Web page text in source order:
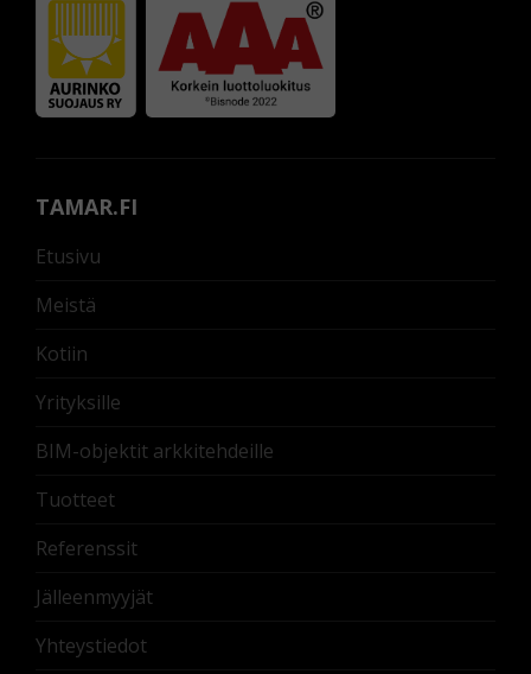
TAMAR.FI
Etusivu
Meistä
Kotiin
Yrityksille
BIM-objektit arkkitehdeille
Tuotteet
Referenssit
Jälleenmyyjät
Yhteystiedot